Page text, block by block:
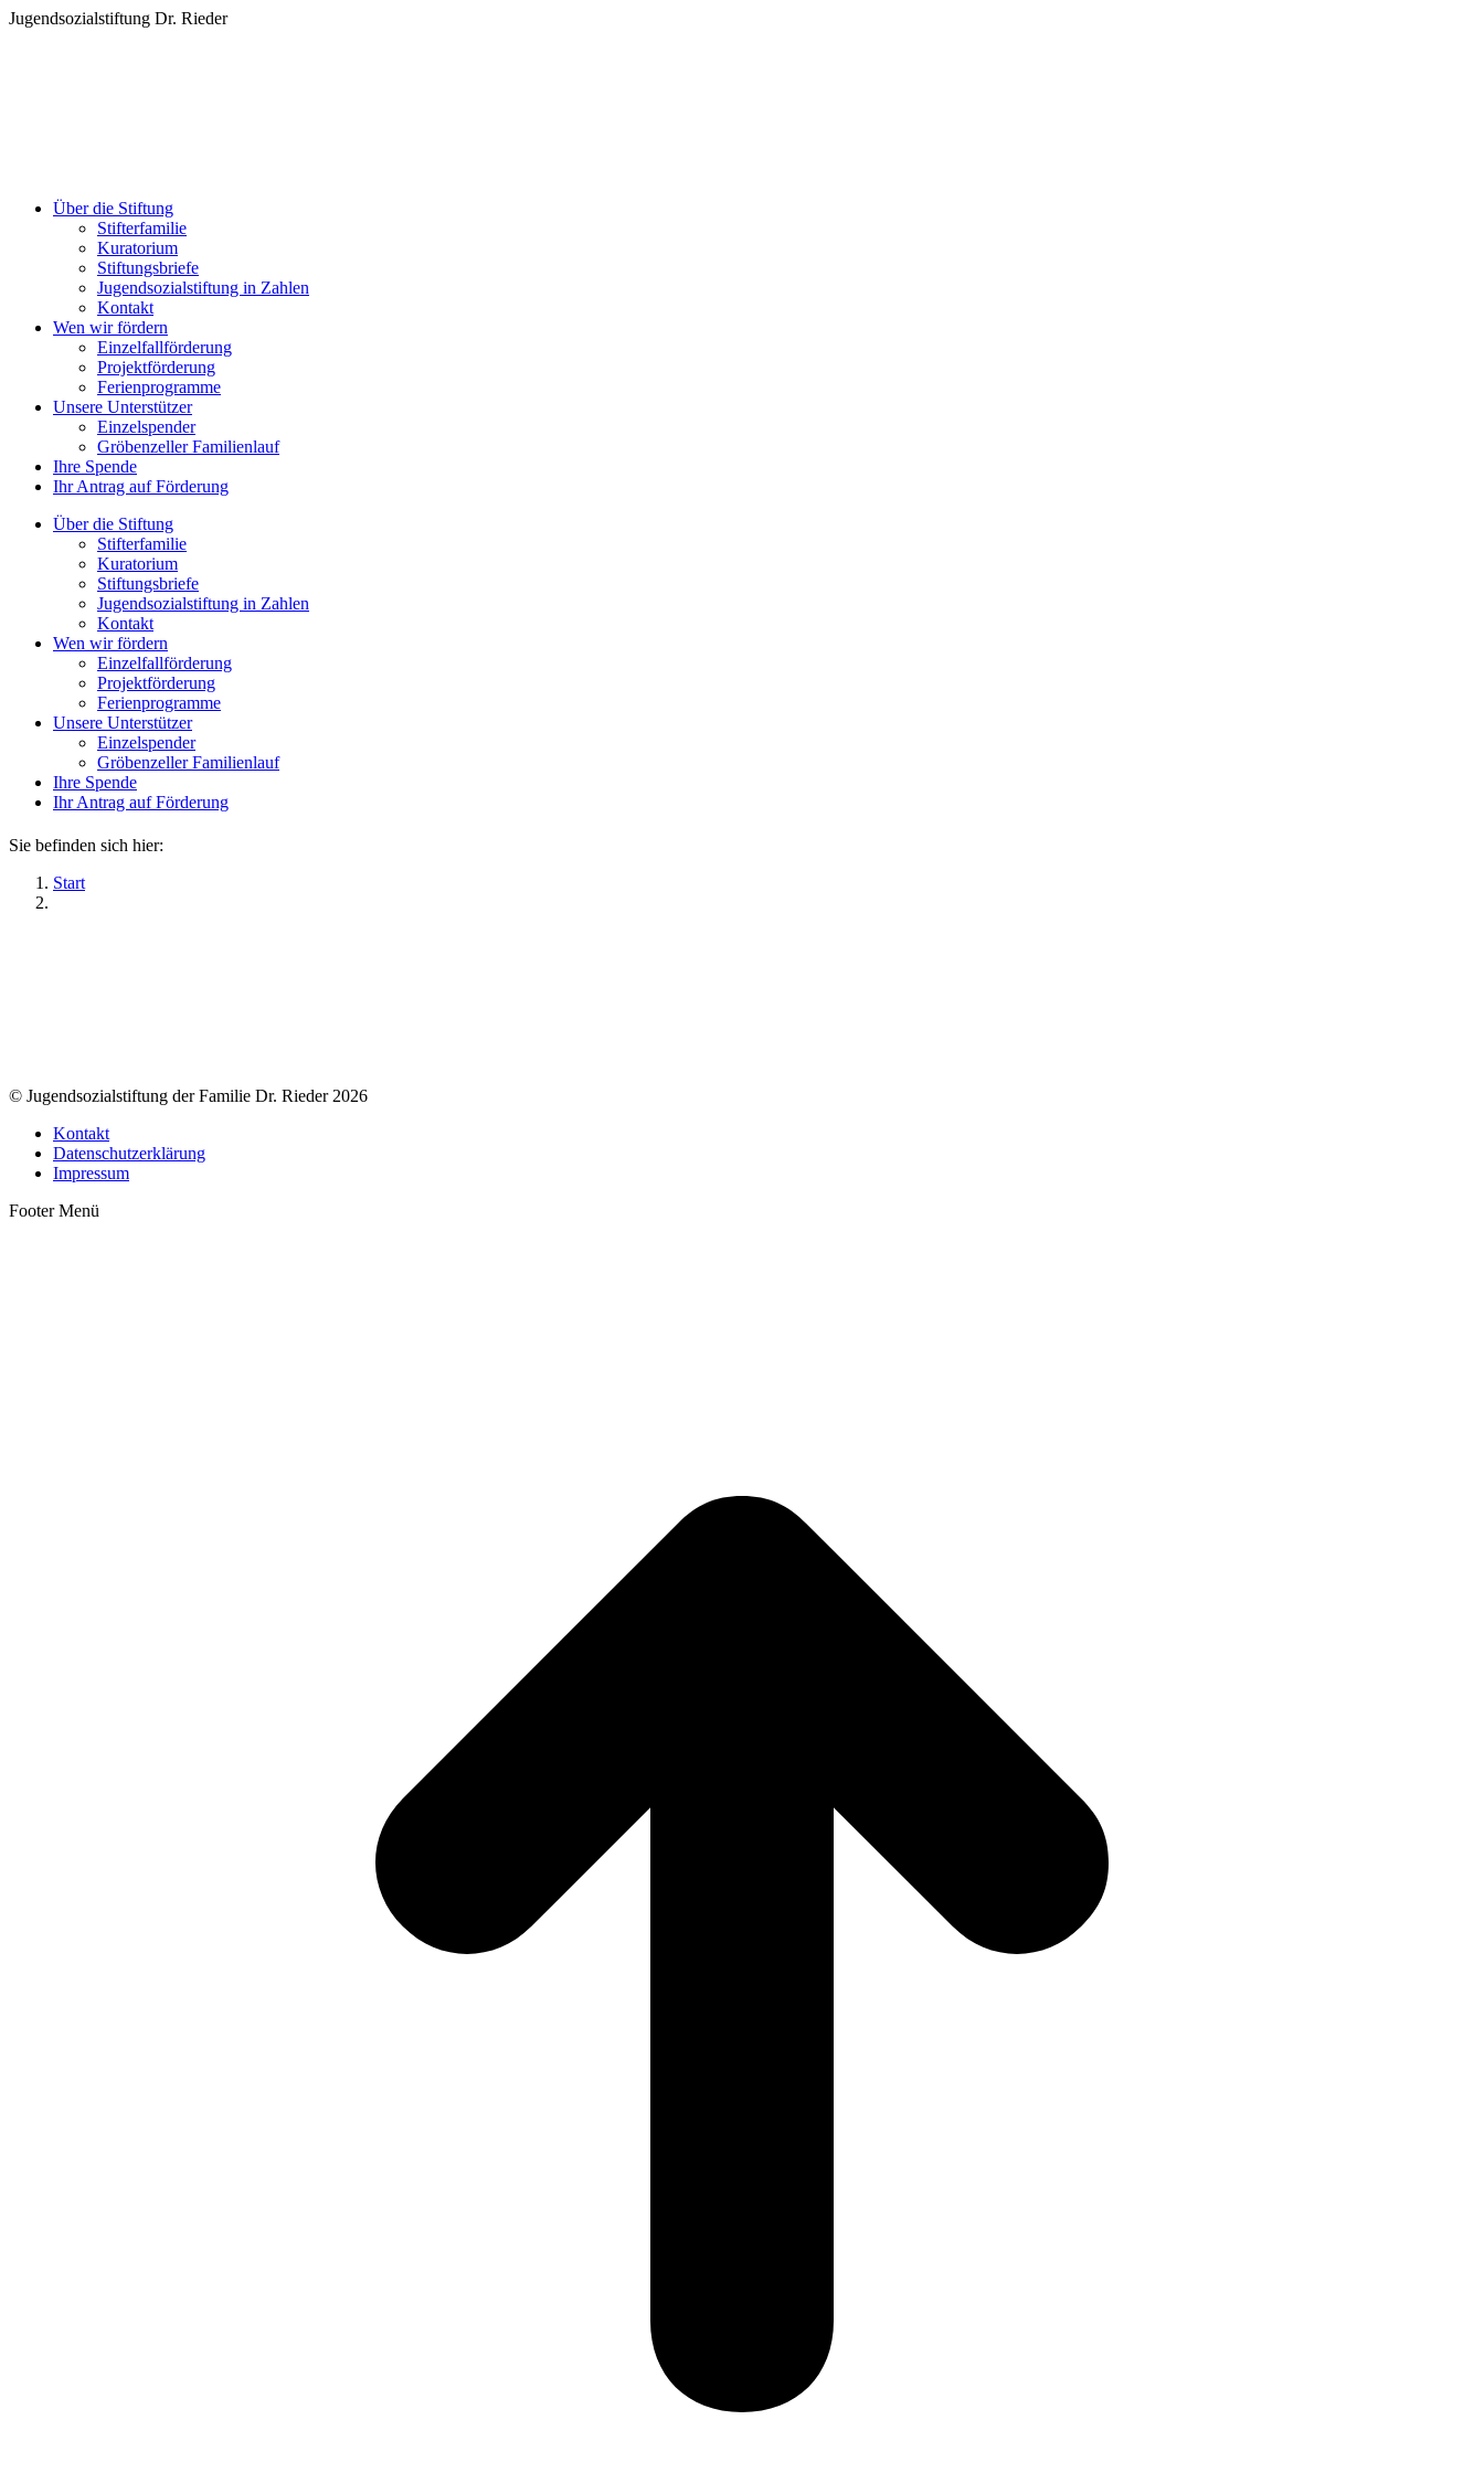
Zum
Jugendsozialstiftung Dr. Rieder
Über die Stiftung
Stifterfamilie
Kuratorium
Stiftungsbriefe
Jugendsozialstiftung in Zahlen
Kontakt
Wen wir fördern
Einzelfallförderung
Projektförderung
Ferienprogramme
Unsere Unterstützer
Einzelspender
Gröbenzeller Familienlauf
Ihre Spende
Ihr Antrag auf Förderung
Über die Stiftung
Stifterfamilie
Kuratorium
Stiftungsbriefe
Jugendsozialstiftung in Zahlen
Kontakt
Wen wir fördern
Einzelfallförderung
Projektförderung
Ferienprogramme
Unsere Unterstützer
Einzelspender
Gröbenzeller Familienlauf
Ihre Spende
Ihr Antrag auf Förderung
Sie befinden sich hier:
Start
© Jugendsozialstiftung der Familie Dr. Rieder 2026
Kontakt
Datenschutzerklärung
Impressum
Footer Menü